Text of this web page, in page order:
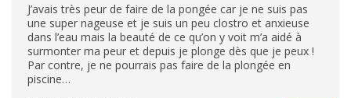
J’avais très peur de faire de la pongée car je ne suis pas
une super nageuse et je suis un peu clostro et anxieuse
dans l’eau mais la beauté de ce qu’on y voit m’a aidé à
surmonter ma peur et depuis je plonge dès que je peux !
Par contre, je ne pourrais pas faire de la plongée en
piscine…